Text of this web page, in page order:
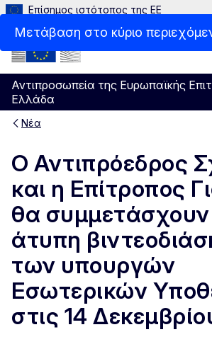
Μετάβαση στο κύριο
Επίσημος ιστότοπος της ΕΕ
Αντιπροσωπεία της Ευρωπαϊκής
Ελλάδα
Menu
Νέα
Ο Αντιπρόεδρος
και η Επίτροπος
θα
άτυπη
των υπουργών
Εσωτερικών
στις 14